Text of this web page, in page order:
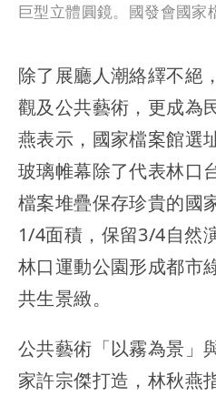
巨型立體圓鏡。國發會國家
除了展廳人潮絡繹不絕
觀及公共藝術，更成為
燕表示，國家檔案館選
玻璃帷幕除了代表林口
檔案堆疊保存珍貴的國
1/4面積，保留3/4自然
林口運動公園形成都市
共生景緻。
公共藝術「以霧為景」
家許宗傑打造，林秋燕